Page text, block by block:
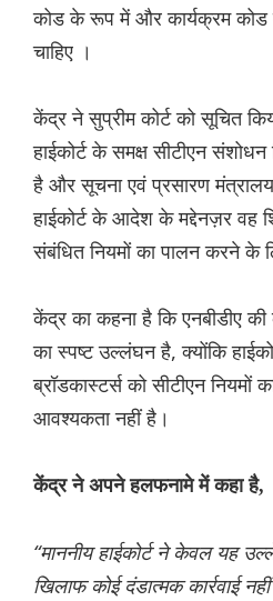
कोड के रूप में और कार्यक्रम
चाहिए ।
केंद्र ने सुप्रीम कोर्ट को सूचित
हाईकोर्ट के समक्ष सीटीएन
है और सूचना एवं प्रसारण
हाईकोर्ट के आदेश के मद्देनज़र वह
संबंधित नियमों का पालन करने के
केंद्र का कहना है कि एनबीडीए की
का स्पष्ट उल्लंघन है, क्योंकि
ब्रॉडकास्टर्स को सीटीएन नियमों
आवश्यकता नहीं है।
केंद्र ने अपने हलफनामे में कहा है,
“माननीय हाईकोर्ट ने केवल यह
खिलाफ कोई दंडात्मक कार्रवाई